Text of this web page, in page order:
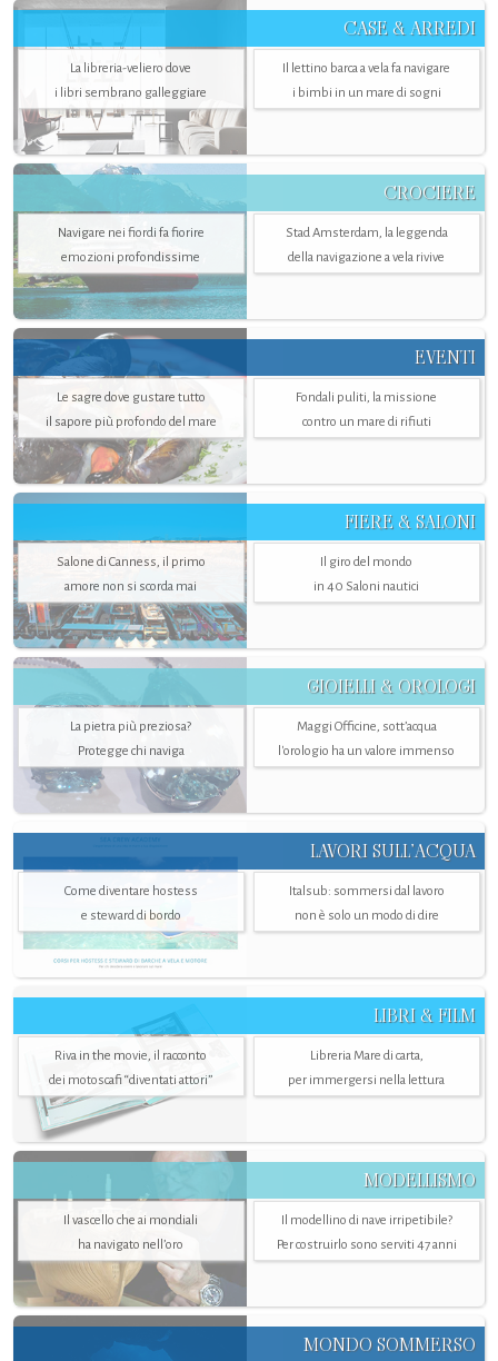
CASE & ARREDI
La libreria-veliero dove
i libri sembrano galleggiare
Il lettino barca a vela fa navigare
i bimbi in un mare di sogni
CROCIERE
Navigare nei fiordi fa fiorire
emozioni profondissime
Stad Amsterdam, la leggenda
della navigazione a vela rivive
EVENTI
Le sagre dove gustare tutto
il sapore più profondo del mare
Fondali puliti, la missione
contro un mare di rifiuti
FIERE & SALONI
Salone di Canness, il primo
amore non si scorda mai
Il giro del mondo
in 40 Saloni nautici
GIOIELLI & OROLOGI
La pietra più preziosa?
Protegge chi naviga
Maggi Officine, sott’acqua
l'orologio ha un valore immenso
LAVORI SULL’ACQUA
Come diventare hostess
e steward di bordo
Italsub: sommersi dal lavoro
non è solo un modo di dire
LIBRI & FILM
Riva in the movie, il racconto
dei motoscafi “diventati attori”
Libreria Mare di carta,
per immergersi nella lettura
MODELLISMO
Il vascello che ai mondiali
ha navigato nell’oro
Il modellino di nave irripetibile?
Per costruirlo sono serviti 47 anni
MONDO SOMMERSO